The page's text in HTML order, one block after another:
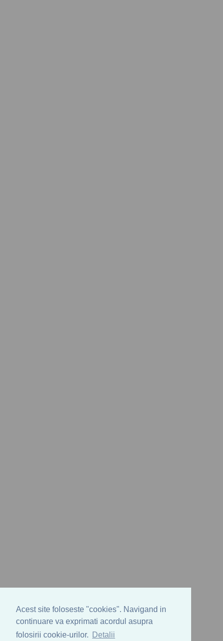
Acest site foloseste "cookies". Navigand in
continuare va exprimati acordul asupra
folosirii cookie-urilor.
Detalii